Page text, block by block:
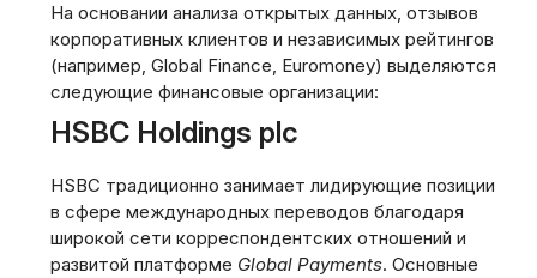
На основании анализа открытых данных‚ отзывов
корпоративных клиентов и независимых рейтингов
(например‚ Global Finance‚ Euromoney) выделяются
следующие финансовые организации:
HSBC Holdings plc
HSBC традиционно занимает лидирующие позиции
в сфере международных переводов благодаря
широкой сети корреспондентских отношений и
развитой платформе Global Payments. Основные